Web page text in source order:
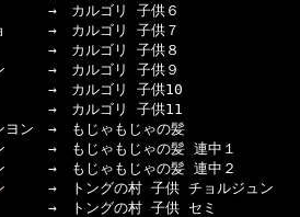
→　カルゴリ 子供６
→　カルゴリ 子供７
→　カルゴリ 子供８
→　カルゴリ 子供９
→　カルゴリ 子供10
→　カルゴリ 子供11
→　もじゃもじゃの髪
　もじゃもじゃの髪 連中１
　もじゃもじゃの髪 連中２
→　トングの村 子供 チョルジュン
トングの村 子供 セミ